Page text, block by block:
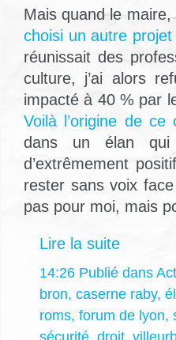
Mais quand le maire,
choisi un autre projet
réunissait des
culture, j’ai alors
impacté à 40 % par
Voilà l’origine de
dans un élan qui
d’extrêmement
rester sans voix
pas pour moi, mais
Lire la suite
14:26 Publié dans
bron, caserne raby,
roms, forum de lyon,
sécurité, droit,